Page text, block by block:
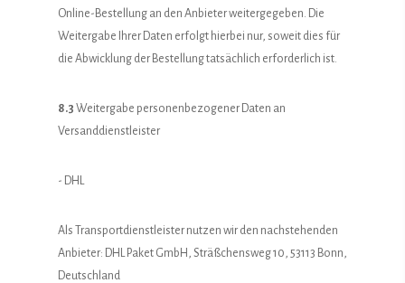
Online-Bestellung an den Anbieter weitergegeben. Die
Weitergabe Ihrer Daten erfolgt hierbei nur, soweit dies für
die Abwicklung der Bestellung tatsächlich erforderlich ist.
8.3 Weitergabe personenbezogener Daten an
Versanddienstleister
- DHL
Als Transportdienstleister nutzen wir den nachstehenden
Anbieter: DHL Paket GmbH, Sträßchensweg 10, 53113 Bonn,
Deutschland